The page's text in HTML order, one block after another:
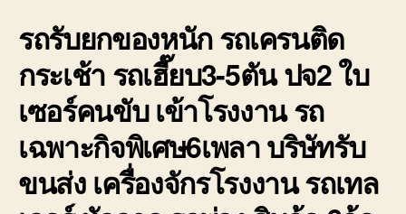
รถรับยกของหนัก รถเครนติด
กระเช้า รถเฮี๊ยบ3-5ตัน ปจ2 ใบ
เซอร์คนขับ เข้าโรงงาน รถ
เฉพาะกิจพิเศษ6เพลา บริษัทรับ
ขนส่ง เครื่องจักรโรงงาน รถเทล